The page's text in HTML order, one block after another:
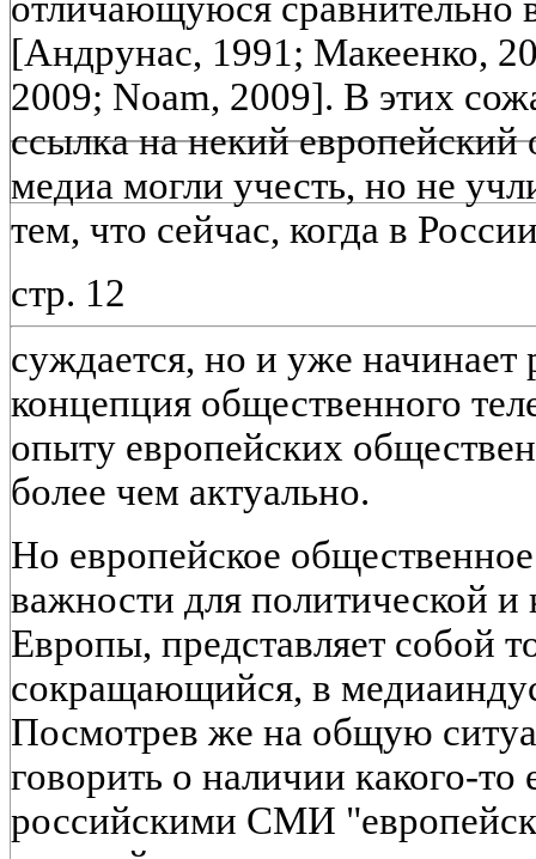
отличающуюся
[Андрунас, 1991; Макеенко,
2009; Noam, 2009]. В этих
ссылка на некий
медиа могли учесть, но не
тем, что сейчас, когда в
стр. 12
суждается, но и уже начинает
концепция общественного
опыту европейских
более чем актуально.
Но европейское
важности для политической и
Европы, представляет собой
сокращающийся, в
Посмотрев же на общую
говорить о наличии какого-
российскими СМИ